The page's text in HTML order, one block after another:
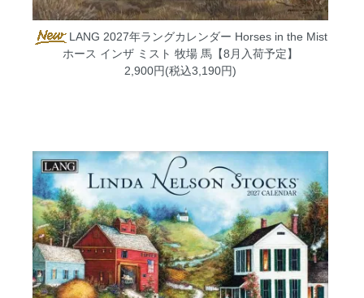
LANG 2027年ラングカレンダー Horses in the Mist
ホース インザ ミスト 牧場 馬【8月入荷予定】
2,900円(税込3,190円)